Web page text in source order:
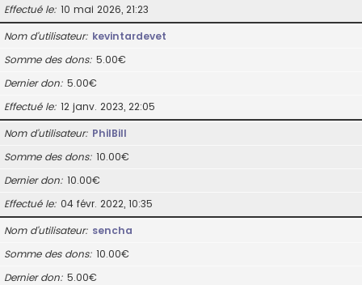
Effectué le 10 mai 2026, 21:23
Nom d’utilisateur kevintardevet
Somme des dons 5.00€
Dernier don 5.00€
Effectué le 12 janv. 2023, 22:05
Nom d’utilisateur PhilBill
Somme des dons 10.00€
Dernier don 10.00€
Effectué le 04 févr. 2022, 10:35
Nom d’utilisateur sencha
Somme des dons 10.00€
Dernier don 5.00€